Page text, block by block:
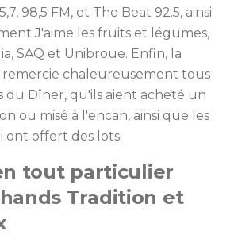
98,5 FM, et The Beat 92.5, ainsi
J'aime les fruits et légumes,
SAQ et Unibroue. Enfin, la
remercie chaleureusement tous
du Dîner, qu'ils aient acheté un
ou misé à l'encan, ainsi que les
ont offert des lots.
tout particulier
Tradition et